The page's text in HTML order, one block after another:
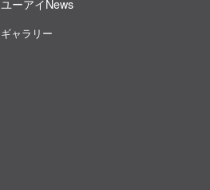
ユーアイNews
ギャラリー